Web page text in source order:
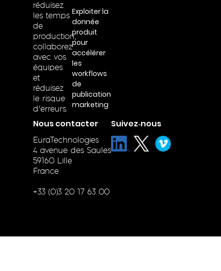
réduisez
les temps
de
production,
collaborez
avec vos
équipes
et
réduisez
le risque
d’erreurs.
Exploiter la
donnée
produit
pour
accélérer
les
workflows
de
publication
marketing
Nous contacter
EuraTechnologies
4 avenue des Saules
59160 Lille
France
+33 (0)3 20 17 63 00
Suivez‑nous